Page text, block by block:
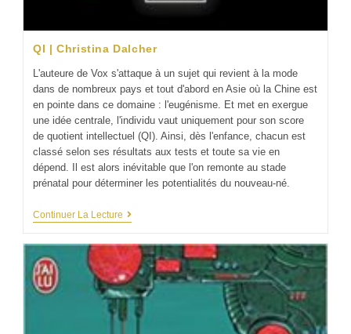
QI | Christina Dalcher
L'auteure de Vox s'attaque à un sujet qui revient à la mode
dans de nombreux pays et tout d'abord en Asie où la Chine est
en pointe dans ce domaine : l'eugénisme. Et met en exergue
une idée centrale, l'individu vaut uniquement pour son score
de quotient intellectuel (QI). Ainsi, dès l'enfance, chacun est
classé selon ses résultats aux tests et toute sa vie en
dépend. Il est alors inévitable que l'on remonte au stade
prénatal pour déterminer les potentialités du nouveau-né.
Continuer La Lecture